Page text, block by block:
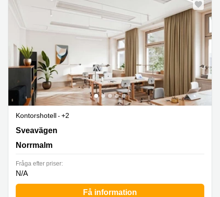
Kontorshotell
+2
Sveavägen 50,Entréplan samt våning 1-5, Norrmalm
Sveavägen
Norrmalm
Fråga efter priser:
N/A
Få information